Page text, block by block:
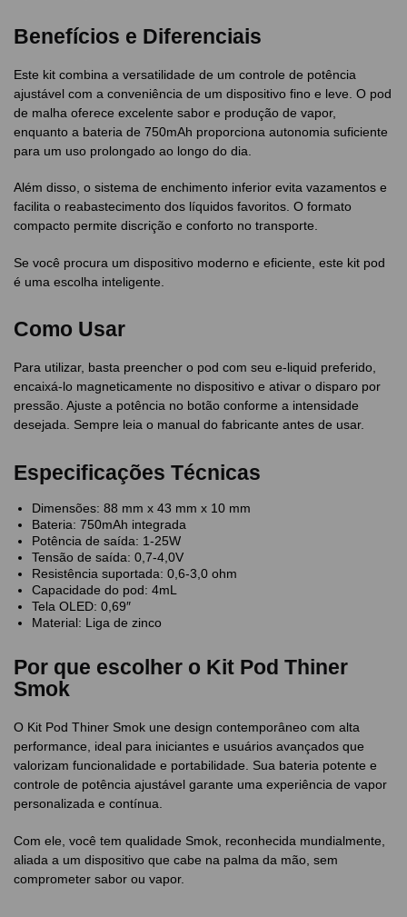
Benefícios e Diferenciais
Este kit combina a versatilidade de um controle de potência
ajustável com a conveniência de um dispositivo fino e leve. O pod
de malha oferece excelente sabor e produção de vapor,
enquanto a bateria de 750mAh proporciona autonomia suficiente
para um uso prolongado ao longo do dia.
Além disso, o sistema de enchimento inferior evita vazamentos e
facilita o reabastecimento dos líquidos favoritos. O formato
compacto permite discrição e conforto no transporte.
Se você procura um dispositivo moderno e eficiente, este kit pod
é uma escolha inteligente.
Como Usar
Para utilizar, basta preencher o pod com seu e-liquid preferido,
encaixá-lo magneticamente no dispositivo e ativar o disparo por
pressão. Ajuste a potência no botão conforme a intensidade
desejada. Sempre leia o manual do fabricante antes de usar.
Especificações Técnicas
Dimensões: 88 mm x 43 mm x 10 mm
Bateria: 750mAh integrada
Potência de saída: 1-25W
Tensão de saída: 0,7-4,0V
Resistência suportada: 0,6-3,0 ohm
Capacidade do pod: 4mL
Tela OLED: 0,69″
Material: Liga de zinco
Por que escolher o Kit Pod Thiner
Smok
O Kit Pod Thiner Smok une design contemporâneo com alta
performance, ideal para iniciantes e usuários avançados que
valorizam funcionalidade e portabilidade. Sua bateria potente e
controle de potência ajustável garante uma experiência de vapor
personalizada e contínua.
Com ele, você tem qualidade Smok, reconhecida mundialmente,
aliada a um dispositivo que cabe na palma da mão, sem
comprometer sabor ou vapor.